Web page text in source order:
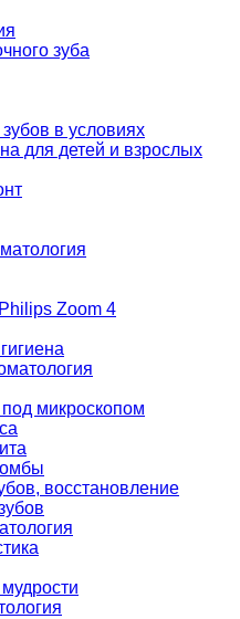
зуба
в условиях
для детей и взрослых
Zoom 4
микроскопом
восстановление